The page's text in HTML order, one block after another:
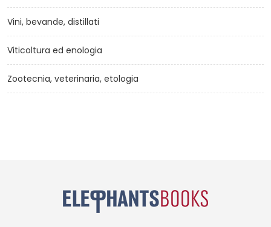
Vini, bevande, distillati
Viticoltura ed enologia
Zootecnia, veterinaria, etologia